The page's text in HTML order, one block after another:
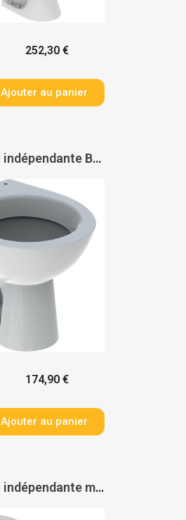
252,30 €
Ajouter au panier
Cuvette WC indépendante Bambini Enfant - GEBERIT
174,90 €
Ajouter au panier
Cuvette WC indépendante maternelle Contour 21 SH - PORCHER